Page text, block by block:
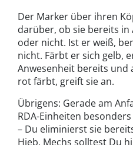
Der Marker über ihren
darüber, ob sie bereits
oder nicht. Ist er weiß,
nicht. Färbt er sich gelb,
Anwesenheit bereits und
rot färbt, greift sie an.
Übrigens: Gerade am
RDA-Einheiten
– Du eliminierst sie
Hieb. Mechs solltest Du